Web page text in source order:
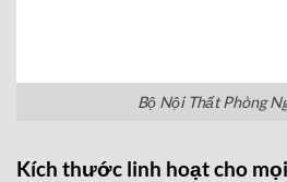
Bộ Nội Thất Phòng
Kích thước linh hoạt cho